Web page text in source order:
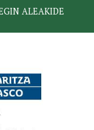
ALEAKIDE